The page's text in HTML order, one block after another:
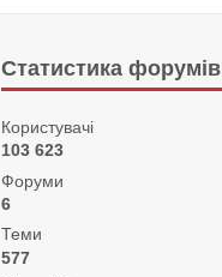
Статистика форумів
Користувачі
103 623
Форуми
6
Теми
577